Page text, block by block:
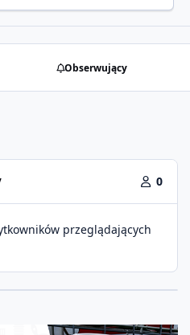
Obserwujący
0
przeglądających